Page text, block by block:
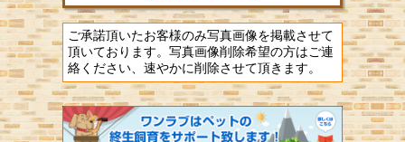
ご承諾頂いたお客様のみ写真画像を掲載させて
頂いております。写真画像削除希望の方はご連
絡ください、速やかに削除させて頂きます。